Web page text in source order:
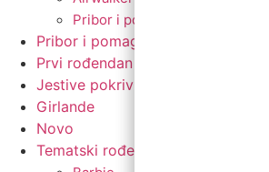
Pribor i pomagala
Pribor i pomagala
Prvi rođendan
Jestive pokrivke
Girlande
Novo
Tematski rođendani